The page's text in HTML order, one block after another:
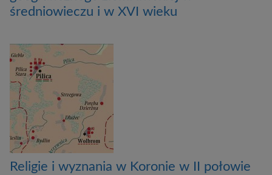
średniowieczu i w XVI wieku
Religie i wyznania w Koronie w II połowie